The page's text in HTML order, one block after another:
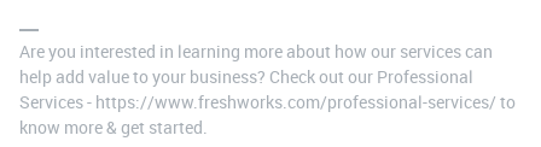
Are you interested in learning more about how our services can
help add value to your business? Check out our Professional
Services - https://www.freshworks.com/professional-services/ to
know more & get started.